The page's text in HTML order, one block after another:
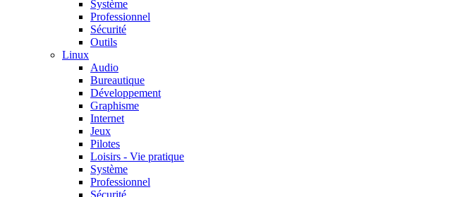
Système
Professionnel
Sécurité
Outils
Linux
Audio
Bureautique
Développement
Graphisme
Internet
Jeux
Pilotes
Loisirs - Vie pratique
Système
Professionnel
Sécurité